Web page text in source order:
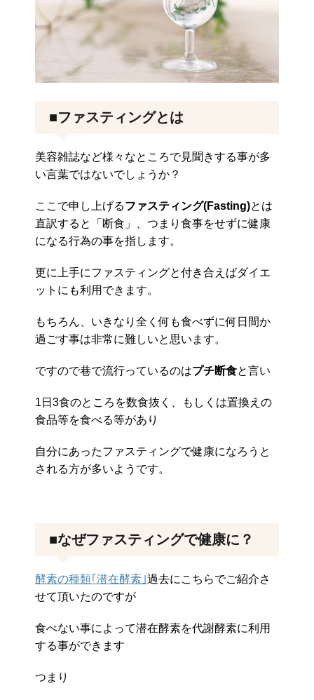
■ファスティングとは
美容雑誌など様々なところで見聞きする事が多
い言葉ではないでしょうか？
ここで申し上げるファスティング(Fasting)とは
直訳すると「断食」、つまり食事をせずに健康
になる行為の事を指します。
更に上手にファスティングと付き合えばダイエ
ットにも利用できます。
もちろん、いきなり全く何も食べずに何日間か
過ごす事は非常に難しいと思います。
ですので巷で流行っているのはプチ断食と言い
1日3食のところを数食抜く、もしくは置換えの
食品等を食べる等があり
自分にあったファスティングで健康になろうと
される方が多いようです。
■なぜファスティングで健康に？
酵素の種類｢潜在酵素｣過去にこちらでご紹介さ
せて頂いたのですが
食べない事によって潜在酵素を代謝酵素に利用
する事ができます
つまり